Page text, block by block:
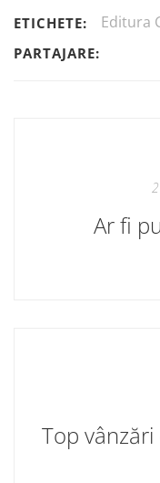
ETICHETE: Editura
PARTAJARE:
Ar fi